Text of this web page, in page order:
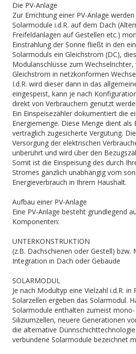
Die PV-Anlage
Zur Errichtung einer PV-Anlage
Solarmodule i.d.R. auf dem Dach
Freifeldanlagen auf Gestellen etc.)
Einstrahlung der Sonne fließt in den
Solarmoduls ein Gleichstrom (DC),
Modulanschlüsse zum Wechselrichter,
Gleichstrom in netzkonformen
I.d.R. wird dieser dann in das
eingespeist, kann je nach
direkt von Verbrauchern genutzt
Ein Einspeisezähler dokumentiert die
Energiemenge. Diese Menge dient als
vertraglich zugesicherte Vergütung.
Versorgung der elektrischen
unberührt und wird über den
Somit ist die Einspeisung des durch
Stromes gänzlich unabhängig vom
Energieverbrauch in Ihrem Haushalt.
Aufbau einer PV-Anlage
Eine PV-Anlage besteht grundlegend
Komponenten:
UNTERKONSTRUKTION
(z.B. Dachschienen oder Gestell) bzw.
Integration in Dach oder Gebäude
SOLARMODUL
Je nach Modultyp eine Vielzahl i.d.R. in
Solarzellen ergeben das Solarmodul.
Solarmodule enthalten zumeist
Siliziumzellen, neuere Generationen
die alternative
verbundene Solarmodule bezeichnet